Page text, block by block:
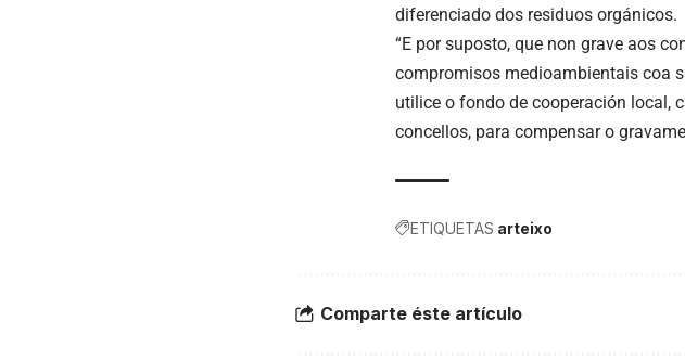
diferenciado dos residuos orgánicos.
“E por suposto, que non grave aos
compromisos medioambientais coa
utilice o fondo de cooperación local,
concellos, para compensar o
ETIQUETAS arteixo
Comparte éste artículo